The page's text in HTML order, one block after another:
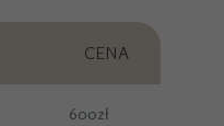
CENA
600zł